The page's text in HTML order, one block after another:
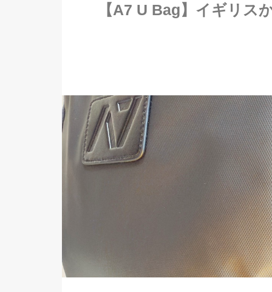
【A7 U Bag】イギリス